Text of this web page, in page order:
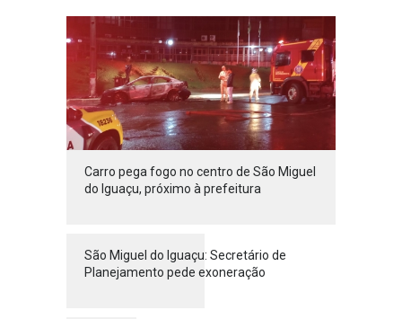
Carro pega fogo no centro de São Miguel
do Iguaçu, próximo à prefeitura
São Miguel do Iguaçu: Secretário de
Planejamento pede exoneração